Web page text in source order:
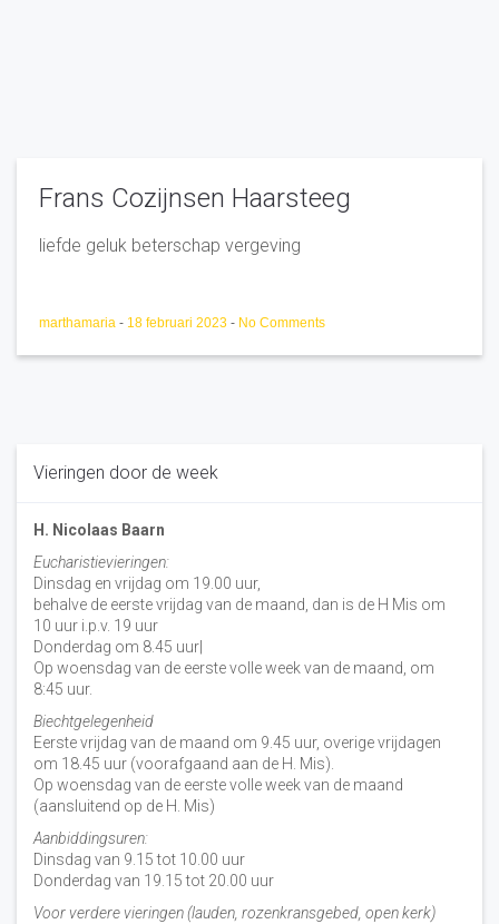
Frans Cozijnsen Haarsteeg
liefde geluk beterschap vergeving
marthamaria - 18 februari 2023 - No Comments
Vieringen door de week
H. Nicolaas Baarn
Eucharistievieringen:
Dinsdag en vrijdag om 19.00 uur,
behalve de eerste vrijdag van de maand, dan is de H Mis om
10 uur i.p.v. 19 uur
Donderdag om 8.45 uur|
Op woensdag van de eerste volle week van de maand, om
8:45 uur.
Biechtgelegenheid
Eerste vrijdag van de maand om 9.45 uur, overige vrijdagen
om 18.45 uur (voorafgaand aan de H. Mis).
Op woensdag van de eerste volle week van de maand
(aansluitend op de H. Mis)
Aanbiddingsuren:
Dinsdag van 9.15 tot 10.00 uur
Donderdag van 19.15 tot 20.00 uur
Voor verdere vieringen (lauden, rozenkransgebed, open kerk)